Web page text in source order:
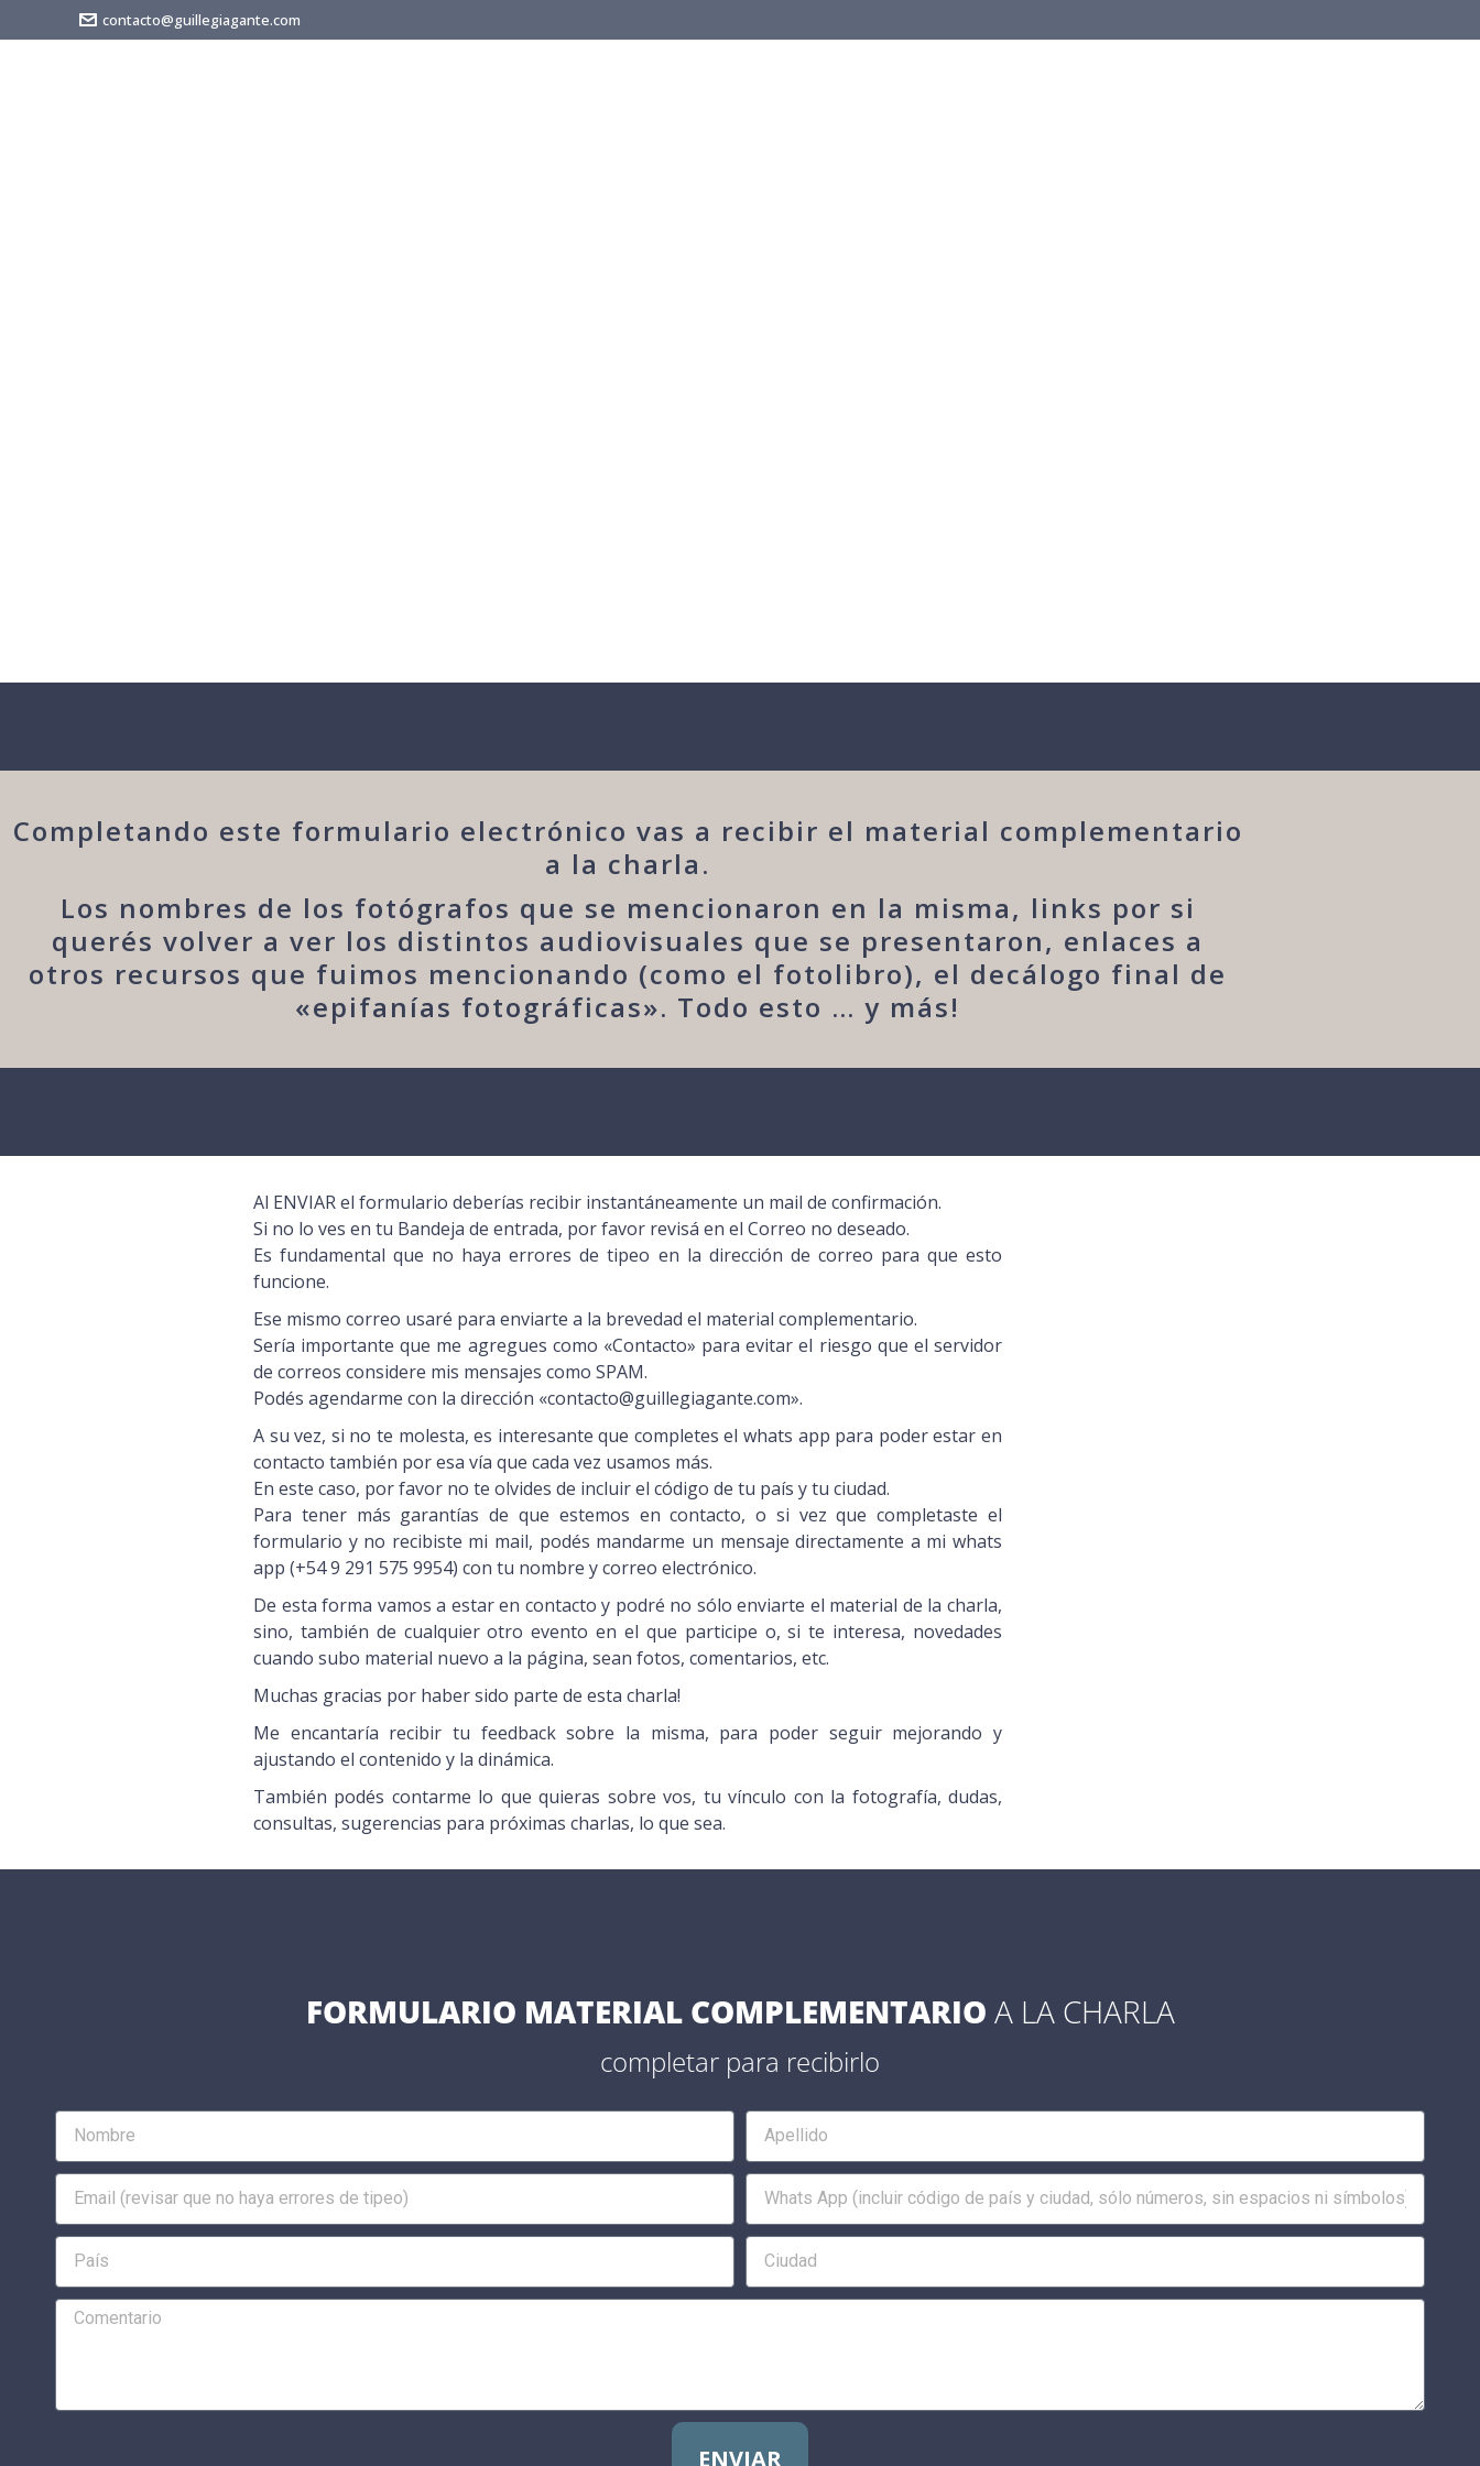
contacto@guillegiagante.com
Completando este formulario electrónico vas a recibir el material complementario
a la charla.
Los nombres de los fotógrafos que se mencionaron en la misma, links por si
querés volver a ver los distintos audiovisuales que se presentaron, enlaces a
otros recursos que fuimos mencionando (como el fotolibro), el decálogo final de
«epifanías fotográficas». Todo esto … y más!
Al ENVIAR el formulario deberías recibir instantáneamente un mail de confirmación.
Si no lo ves en tu Bandeja de entrada, por favor revisá en el Correo no deseado.
Es fundamental que no haya errores de tipeo en la dirección de correo para que esto
funcione.
Ese mismo correo usaré para enviarte a la brevedad el material complementario.
Sería importante que me agregues como «Contacto» para evitar el riesgo que el servidor
de correos considere mis mensajes como SPAM.
Podés agendarme con la dirección «contacto@guillegiagante.com».
A su vez, si no te molesta, es interesante que completes el whats app para poder estar en
contacto también por esa vía que cada vez usamos más.
En este caso, por favor no te olvides de incluir el código de tu país y tu ciudad.
Para tener más garantías de que estemos en contacto, o si vez que completaste el
formulario y no recibiste mi mail, podés mandarme un mensaje directamente a mi whats
app (+54 9 291 575 9954) con tu nombre y correo electrónico.
De esta forma vamos a estar en contacto y podré no sólo enviarte el material de la charla,
sino, también de cualquier otro evento en el que participe o, si te interesa, novedades
cuando subo material nuevo a la página, sean fotos, comentarios, etc.
Muchas gracias por haber sido parte de esta charla!
Me encantaría recibir tu feedback sobre la misma, para poder seguir mejorando y
ajustando el contenido y la dinámica.
También podés contarme lo que quieras sobre vos, tu vínculo con la fotografía, dudas,
consultas, sugerencias para próximas charlas, lo que sea.
FORMULARIO MATERIAL COMPLEMENTARIO A LA CHARLA
completar para recibirlo
ENVIAR